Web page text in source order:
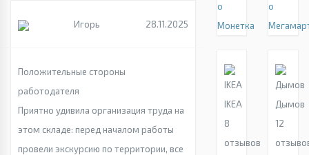
Игорь 28.11.2025
Положительные стороны
работодателя
Приятно удивила организация труда на
этом складе: перед началом работы
провели экскурсию по территории, все
о
Монетка
о
IKEA
8
отзывов
Дымов
12